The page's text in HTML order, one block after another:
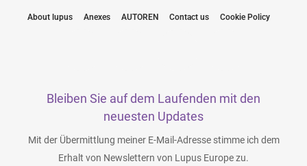
About lupus Anexes AUTOREN Contact us Cookie Policy
Bleiben Sie auf dem Laufenden mit den
neuesten Updates
Mit der Übermittlung meiner E-Mail-Adresse stimme ich dem
Erhalt von Newslettern von Lupus Europe zu.